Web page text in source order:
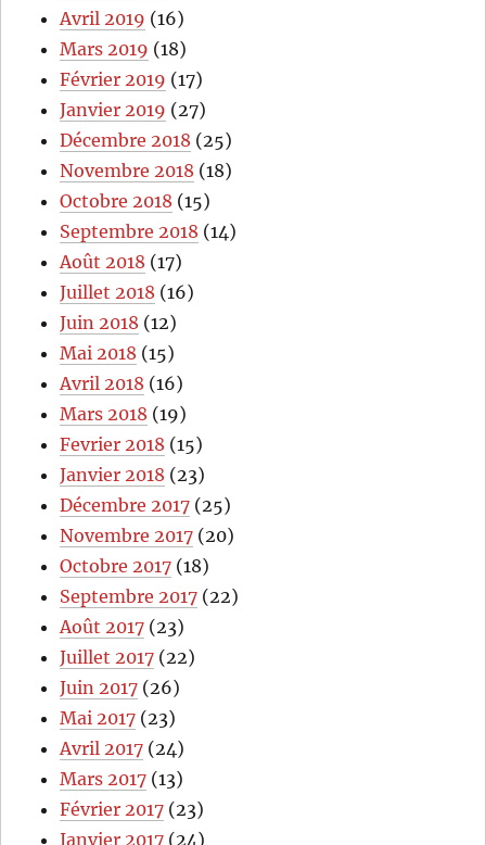
Avril 2019 (16)
Mars 2019 (18)
Février 2019 (17)
Janvier 2019 (27)
Décembre 2018 (25)
Novembre 2018 (18)
Octobre 2018 (15)
Septembre 2018 (14)
Août 2018 (17)
Juillet 2018 (16)
Juin 2018 (12)
Mai 2018 (15)
Avril 2018 (16)
Mars 2018 (19)
Fevrier 2018 (15)
Janvier 2018 (23)
Décembre 2017 (25)
Novembre 2017 (20)
Octobre 2017 (18)
Septembre 2017 (22)
Août 2017 (23)
Juillet 2017 (22)
Juin 2017 (26)
Mai 2017 (23)
Avril 2017 (24)
Mars 2017 (13)
Février 2017 (23)
Janvier 2017 (24)